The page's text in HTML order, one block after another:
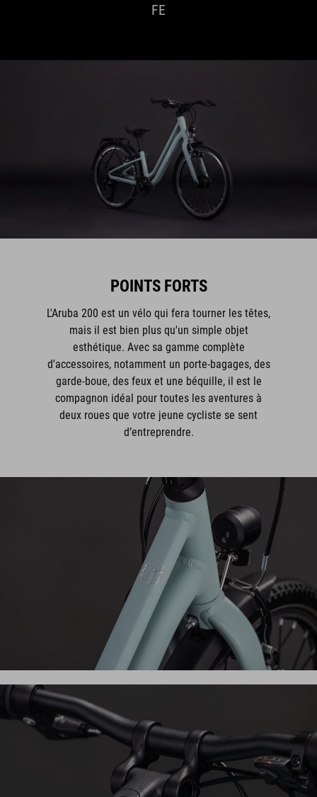
FE
POINTS FORTS
L'Aruba 200 est un vélo qui fera tourner les têtes,
mais il est bien plus qu'un simple objet
esthétique. Avec sa gamme complète
d'accessoires, notamment un porte-bagages, des
garde-boue, des feux et une béquille, il est le
compagnon idéal pour toutes les aventures à
deux roues que votre jeune cycliste se sent
d’entreprendre.